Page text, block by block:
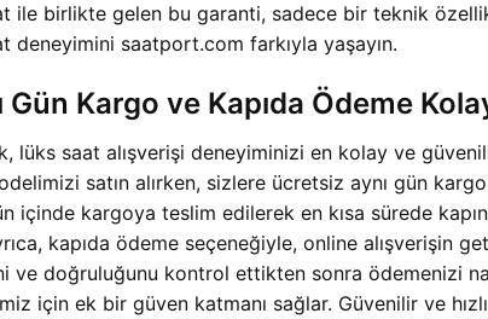
ile birlikte gelen bu garanti, sadece bir teknik
deneyimini saatport.com farkıyla yaşayın.
Kargo ve Kapıda Ödeme
lüks saat alışverişi deneyiminizi en kolay ve
satın alırken, sizlere ücretsiz aynı gün
içinde kargoya teslim edilerek en kısa sürede
kapıda ödeme seçeneğiyle, online alışverişin
ve doğruluğunu kontrol ettikten sonra ödemenizi
için ek bir güven katmanı sağlar. Güvenilir ve